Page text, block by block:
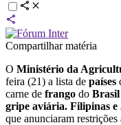
Compartilhar matéria
O Ministério da
feira (21) a lista de países
carne de frango do Brasil
gripe aviária. Filipinas e
que anunciaram